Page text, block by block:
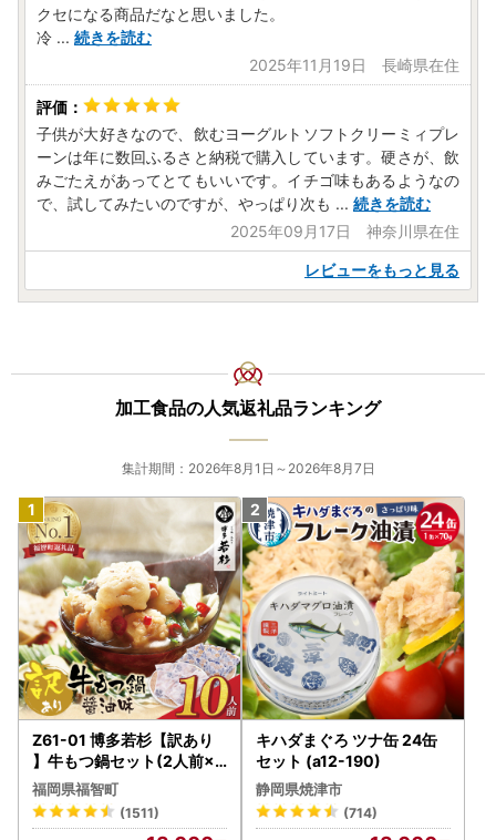
クセになる商品だなと思いました。
冷 ... 続きを読む
2025年11月19日 長崎県在住
子供が大好きなので、飲むヨーグルトソフトクリーミィプレ
ーンは年に数回ふるさと納税で購入しています。硬さが、飲
みごたえがあってとてもいいです。イチゴ味もあるようなの
で、試してみたいのですが、やっぱり次も ... 続きを読む
2025年09月17日 神奈川県在住
レビューをもっと見る
加工食品の人気返礼品ランキング
集計期間：2026年8月1日～2026年8月7日
Z61-01 博多若杉【訳あり
】牛もつ鍋セット(2人前×5
) 10人前 もつ鍋
福岡県福智町
(1511)
キハダまぐろ ツナ缶 24缶
セット (a12-190)
静岡県焼津市
(714)